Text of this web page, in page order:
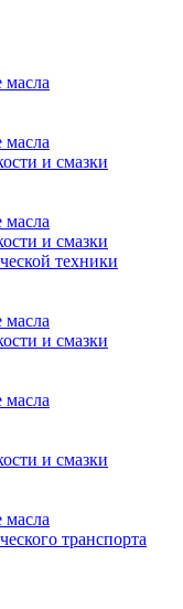
масла
масла
и смазки
масла
и смазки
техники
масла
и смазки
масла
и смазки
масла
транспорта